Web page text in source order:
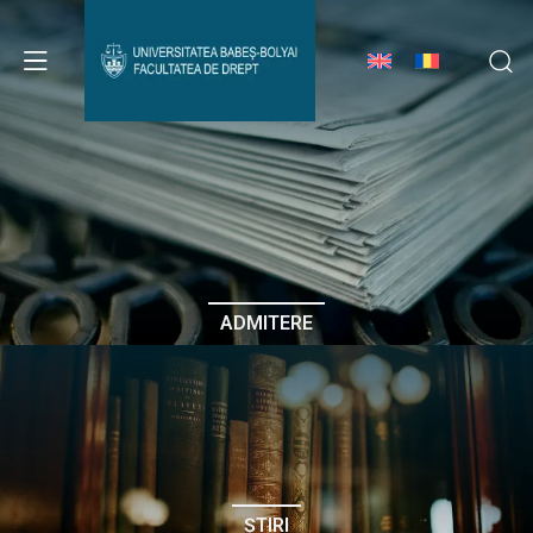
Avizier Studenți
Studii
Admitere
Erasmus & Internațional
Despre Facultate
ADMITERE
ȘTIRI